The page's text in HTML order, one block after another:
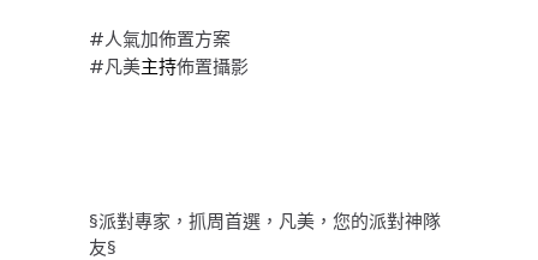
#人氣加佈置方案
#凡美主持佈置攝影
§派對專家，抓周首選，凡美，您的派對神隊
友§